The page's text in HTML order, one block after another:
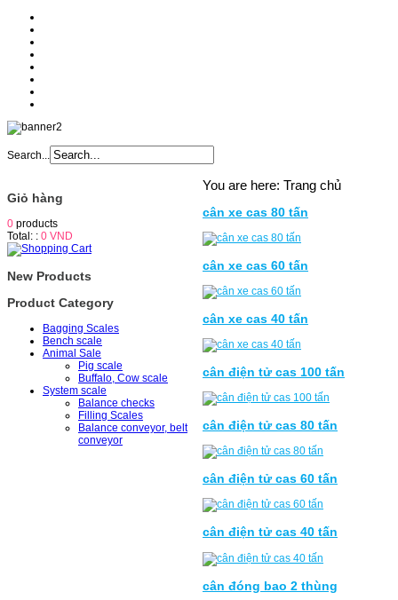
Search...
Giỏ hàng
0 products
Total: : 0 VND
New Products
Product Category
Bagging Scales
Bench scale
Animal Sale
Pig scale
Buffalo, Cow scale
System scale
Balance checks
Filling Scales
Balance conveyor, belt
conveyor
You are here: Trang chủ
cân xe cas 80 tấn
cân xe cas 60 tấn
cân xe cas 40 tấn
cân điện tử cas 100 tấn
cân điện tử cas 80 tấn
cân điện tử cas 60 tấn
cân điện tử cas 40 tấn
cân đóng bao 2 thùng